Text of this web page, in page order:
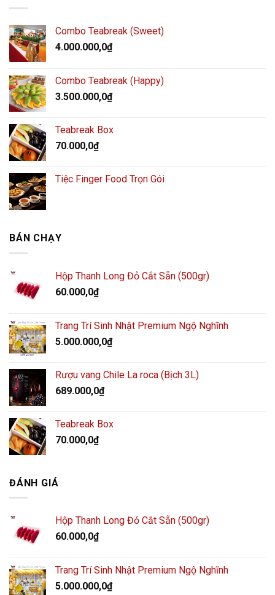
Combo Teabreak (Sweet)
4.000.000,0₫
Combo Teabreak (Happy)
3.500.000,0₫
Teabreak Box
70.000,0₫
Tiệc Finger Food Trọn Gói
BÁN CHẠY
Hộp Thanh Long Đỏ Cắt Sẵn (500gr)
60.000,0₫
Trang Trí Sinh Nhật Premium Ngộ Nghĩnh
5.000.000,0₫
Rượu vang Chile La roca (Bịch 3L)
689.000,0₫
Teabreak Box
70.000,0₫
ĐÁNH GIÁ
Hộp Thanh Long Đỏ Cắt Sẵn (500gr)
60.000,0₫
Trang Trí Sinh Nhật Premium Ngộ Nghĩnh
5.000.000,0₫